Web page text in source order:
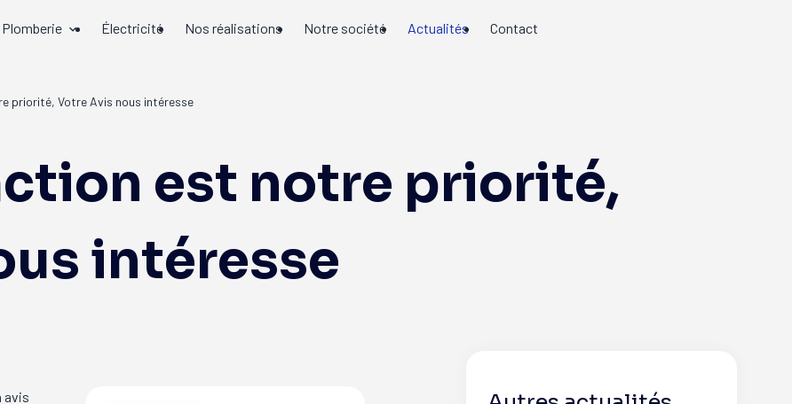
Plomberie Électricité Nos réalisations Notre société Actualités Contact
priorité, Votre Avis nous intéresse
est notre priorité,
intéresse
avis